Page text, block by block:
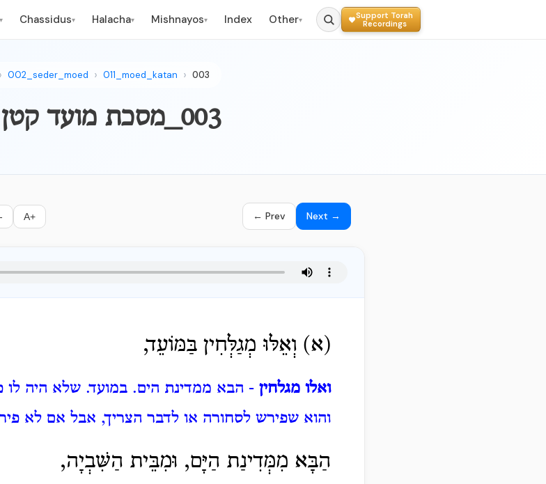
▾ Chassidus▾ Halacha▾ Mishnayos▾ Index Other▾
Support Torah
Recordings
002_seder_moed 011_moed_katan 003
003_מסכת מועד קטן פרק ג
A+ ← Prev Next →
(א) וְאֵלּוּ מְגַלְּחִין בַּמּוֹעֵד,
ואלו מגלחין - הבא ממדינת הים. במועד. שלא היה לו
והוא שפירש לסחורה או לדבר הצריך, אבל אם לא
הַבָּא מִמְּדִינַת הַיָּם, וּמִבֵּית הַשִּׁבְיָה,